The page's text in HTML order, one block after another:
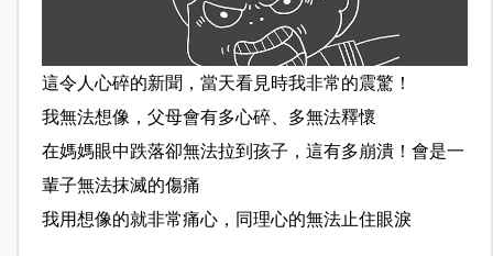
這令人心碎的新聞，當天看見時我非常的震驚！
我無法想像，父母會有多心碎、多無法釋懷
在媽媽眼中跌落卻無法拉到孩子，這有多崩潰！會是一
輩子無法抹滅的傷痛
我用想像的就非常痛心，同理心的無法止住眼淚